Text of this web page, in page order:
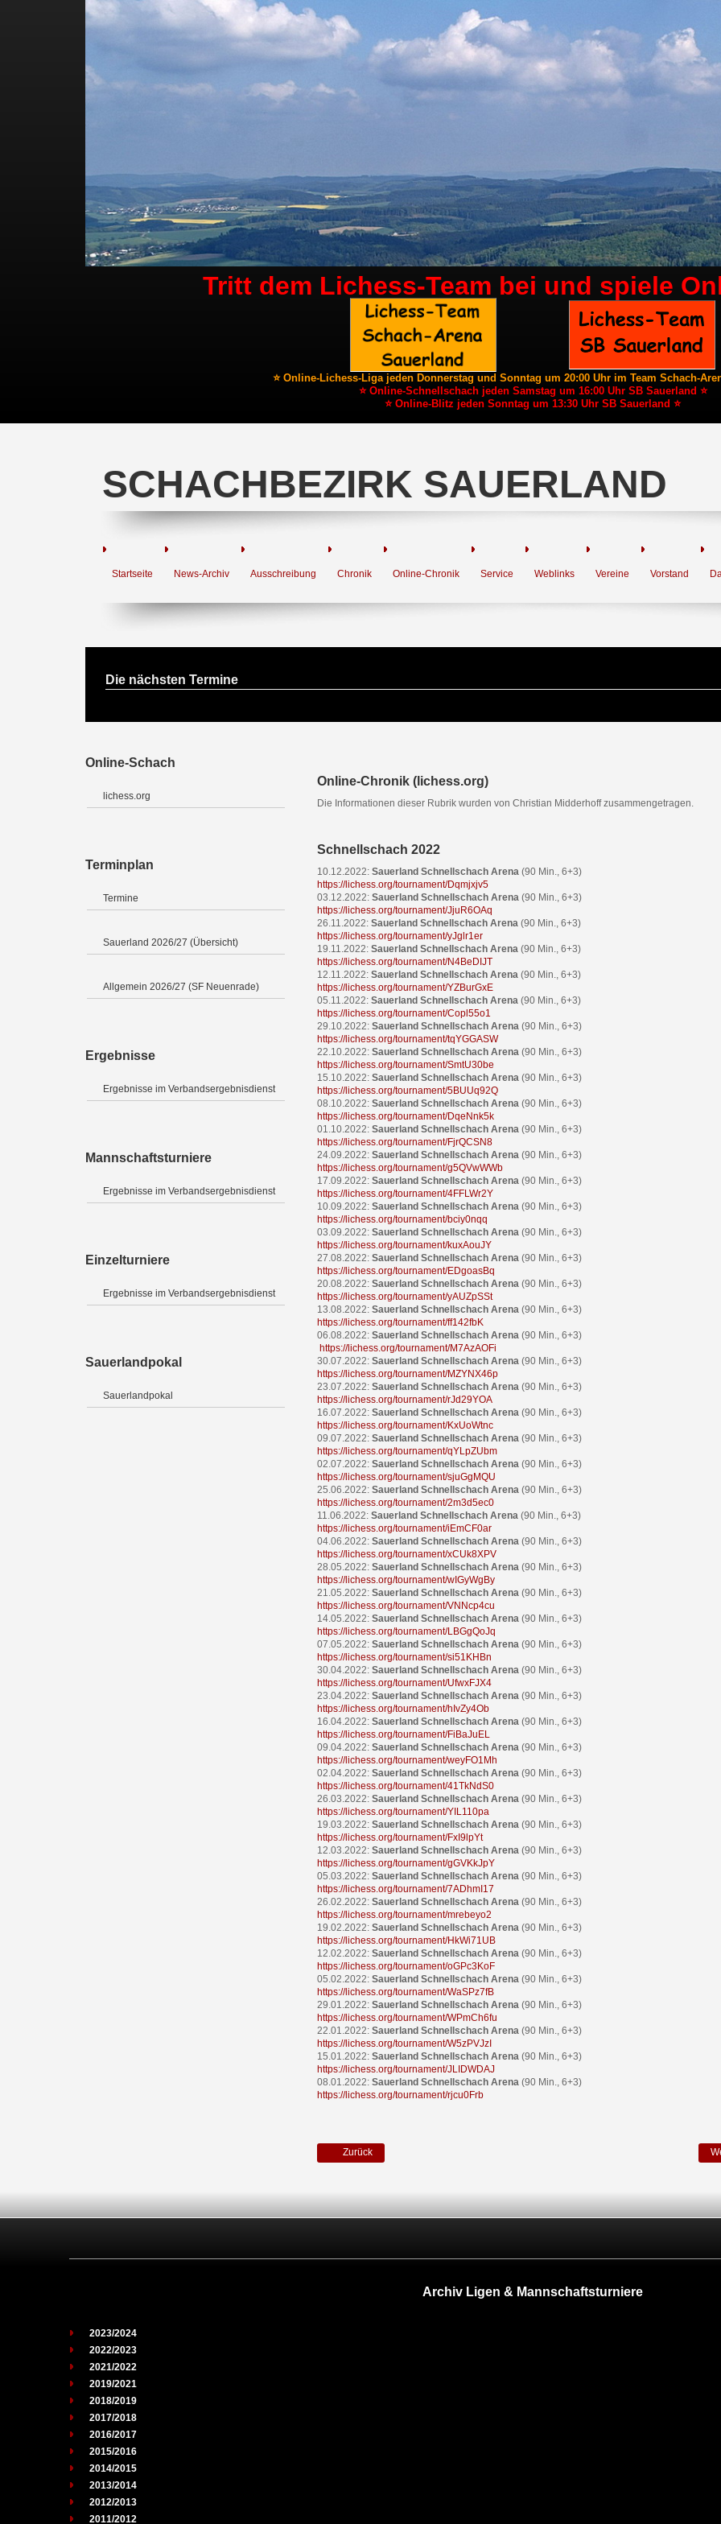
Tritt dem Lichess-Team bei und spiele
⭐ Online-Lichess-Liga jeden Donnerstag und Sonntag um 20:00 Uhr im Team Schach-
⭐ Online-Schnellschach jeden Samstag um 16:00 Uhr SB Sauerland ⭐
⭐ Online-Blitz jeden Sonntag um 13:30 Uhr SB Sauerland ⭐
SCHACHBEZIRK SAUERLAND
Startseite News-Archiv Ausschreibung Chronik Online-Chronik Service Weblinks Vereine Vorstand
Die nächsten Termine
Online-Schach
lichess.org
Terminplan
Termine
Sauerland 2026/27 (Übersicht)
Allgemein 2026/27 (SF Neuenrade)
Ergebnisse
Ergebnisse im Verbandsergebnisdienst
Mannschaftsturniere
Ergebnisse im Verbandsergebnisdienst
Einzelturniere
Ergebnisse im Verbandsergebnisdienst
Sauerlandpokal
Sauerlandpokal
Online-Chronik (lichess.org)
Die Informationen dieser Rubrik wurden von Christian Midderhoff zusammengetragen.
Schnellschach 2022
10.12.2022: Sauerland Schnellschach Arena (90 Min., 6+3)
https://lichess.org/tournament/Dqmjxjv5
03.12.2022: Sauerland Schnellschach Arena (90 Min., 6+3)
https://lichess.org/tournament/JjuR6OAq
26.11.2022: Sauerland Schnellschach Arena (90 Min., 6+3)
https://lichess.org/tournament/yJglr1er
19.11.2022: Sauerland Schnellschach Arena (90 Min., 6+3)
https://lichess.org/tournament/N4BeDIJT
12.11.2022: Sauerland Schnellschach Arena (90 Min., 6+3)
https://lichess.org/tournament/YZBurGxE
05.11.2022: Sauerland Schnellschach Arena (90 Min., 6+3)
https://lichess.org/tournament/Copl55o1
29.10.2022: Sauerland Schnellschach Arena (90 Min., 6+3)
https://lichess.org/tournament/tqYGGASW
22.10.2022: Sauerland Schnellschach Arena (90 Min., 6+3)
https://lichess.org/tournament/SmtU30be
15.10.2022: Sauerland Schnellschach Arena (90 Min., 6+3)
https://lichess.org/tournament/5BUUq92Q
08.10.2022: Sauerland Schnellschach Arena (90 Min., 6+3)
https://lichess.org/tournament/DqeNnk5k
01.10.2022: Sauerland Schnellschach Arena (90 Min., 6+3)
https://lichess.org/tournament/FjrQCSN8
24.09.2022: Sauerland Schnellschach Arena (90 Min., 6+3)
https://lichess.org/tournament/g5QVwWWb
17.09.2022: Sauerland Schnellschach Arena (90 Min., 6+3)
https://lichess.org/tournament/4FFLWr2Y
10.09.2022: Sauerland Schnellschach Arena (90 Min., 6+3)
https://lichess.org/tournament/bciy0nqq
03.09.2022: Sauerland Schnellschach Arena (90 Min., 6+3)
https://lichess.org/tournament/kuxAouJY
27.08.2022: Sauerland Schnellschach Arena (90 Min., 6+3)
https://lichess.org/tournament/EDgoasBq
20.08.2022: Sauerland Schnellschach Arena (90 Min., 6+3)
https://lichess.org/tournament/yAUZpSSt
13.08.2022: Sauerland Schnellschach Arena (90 Min., 6+3)
https://lichess.org/tournament/ff142fbK
06.08.2022: Sauerland Schnellschach Arena (90 Min., 6+3)
https://lichess.org/tournament/M7AzAOFi
30.07.2022: Sauerland Schnellschach Arena (90 Min., 6+3)
https://lichess.org/tournament/MZYNX46p
23.07.2022: Sauerland Schnellschach Arena (90 Min., 6+3)
https://lichess.org/tournament/rJd29YOA
16.07.2022: Sauerland Schnellschach Arena (90 Min., 6+3)
https://lichess.org/tournament/KxUoWtnc
09.07.2022: Sauerland Schnellschach Arena (90 Min., 6+3)
https://lichess.org/tournament/qYLpZUbm
02.07.2022: Sauerland Schnellschach Arena (90 Min., 6+3)
https://lichess.org/tournament/sjuGgMQU
25.06.2022: Sauerland Schnellschach Arena (90 Min., 6+3)
https://lichess.org/tournament/2m3d5ec0
11.06.2022: Sauerland Schnellschach Arena (90 Min., 6+3)
https://lichess.org/tournament/iEmCF0ar
04.06.2022: Sauerland Schnellschach Arena (90 Min., 6+3)
https://lichess.org/tournament/xCUk8XPV
28.05.2022: Sauerland Schnellschach Arena (90 Min., 6+3)
https://lichess.org/tournament/wIGyWgBy
21.05.2022: Sauerland Schnellschach Arena (90 Min., 6+3)
https://lichess.org/tournament/VNNcp4cu
14.05.2022: Sauerland Schnellschach Arena (90 Min., 6+3)
https://lichess.org/tournament/LBGgQoJq
07.05.2022: Sauerland Schnellschach Arena (90 Min., 6+3)
https://lichess.org/tournament/si51KHBn
30.04.2022: Sauerland Schnellschach Arena (90 Min., 6+3)
https://lichess.org/tournament/UfwxFJX4
23.04.2022: Sauerland Schnellschach Arena (90 Min., 6+3)
https://lichess.org/tournament/hIvZy4Ob
16.04.2022: Sauerland Schnellschach Arena (90 Min., 6+3)
https://lichess.org/tournament/FiBaJuEL
09.04.2022: Sauerland Schnellschach Arena (90 Min., 6+3)
https://lichess.org/tournament/weyFO1Mh
02.04.2022: Sauerland Schnellschach Arena (90 Min., 6+3)
https://lichess.org/tournament/41TkNdS0
26.03.2022: Sauerland Schnellschach Arena (90 Min., 6+3)
https://lichess.org/tournament/YIL110pa
19.03.2022: Sauerland Schnellschach Arena (90 Min., 6+3)
https://lichess.org/tournament/FxI9lpYt
12.03.2022: Sauerland Schnellschach Arena (90 Min., 6+3)
https://lichess.org/tournament/gGVKkJpY
05.03.2022: Sauerland Schnellschach Arena (90 Min., 6+3)
https://lichess.org/tournament/7ADhmI17
26.02.2022: Sauerland Schnellschach Arena (90 Min., 6+3)
https://lichess.org/tournament/mrebeyo2
19.02.2022: Sauerland Schnellschach Arena (90 Min., 6+3)
https://lichess.org/tournament/HkWi71UB
12.02.2022: Sauerland Schnellschach Arena (90 Min., 6+3)
https://lichess.org/tournament/oGPc3KoF
05.02.2022: Sauerland Schnellschach Arena (90 Min., 6+3)
https://lichess.org/tournament/WaSPz7fB
29.01.2022: Sauerland Schnellschach Arena (90 Min., 6+3)
https://lichess.org/tournament/WPmCh6fu
22.01.2022: Sauerland Schnellschach Arena (90 Min., 6+3)
https://lichess.org/tournament/W5zPVJzI
15.01.2022: Sauerland Schnellschach Arena (90 Min., 6+3)
https://lichess.org/tournament/JLIDWDAJ
08.01.2022: Sauerland Schnellschach Arena (90 Min., 6+3)
https://lichess.org/tournament/rjcu0Frb
Zurück
Archiv Ligen & Mannschaftsturniere
2023/2024
2022/2023
2021/2022
2019/2021
2018/2019
2017/2018
2016/2017
2015/2016
2014/2015
2013/2014
2012/2013
2011/2012